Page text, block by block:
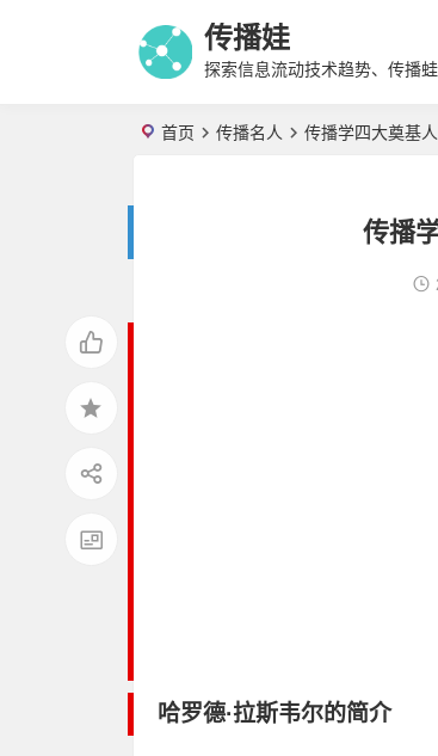
传播娃
探索信息流动技术趋势、传播
首页 传播名人 传播学四大奠基
传播
哈罗德·拉斯韦尔的简介